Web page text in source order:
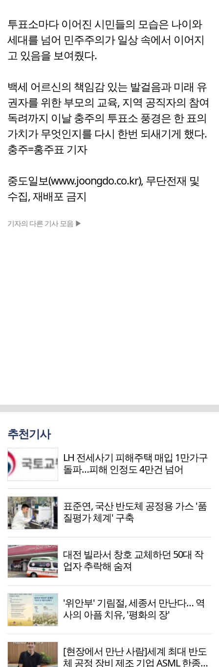
투표소마다 이어진 시민들의 모습은 나이와
세대를 넘어 민주주의가 일상 속에서 이어지
고 있음을 보여줬다.
백세 어르신의 책임감 있는 발걸음과 미래 유
권자를 위한 부모의 교육, 지역 공직자의 참여
독려까지 이날 충주의 투표소 풍경은 한 표의
가치가 무엇인지를 다시 한번 되새기게 했다.
충주=홍주표 기자
중도일보(www.joongdo.co.kr), 무단전재 및
수집, 재배포 금지
기자의 다른 기사 모음 ▶
추천기사
LH 전세사기 피해주택 매입 1만가구
돌파…피해 인정도 4만건 넘어
표준연, 국산 반도체 공정용 가스 '품
질평가 체계' 구축
대전 빌라서 창호 교체하던 50대 작
업자 추락해 숨져
'위안부' 기림절, 세종서 만난다… 역
사의 아픔 치유, '평화의 장'
[현장에서 만난 사람]세계 최대 반도
체 공정 장비 제조 기업 ASML 한종호